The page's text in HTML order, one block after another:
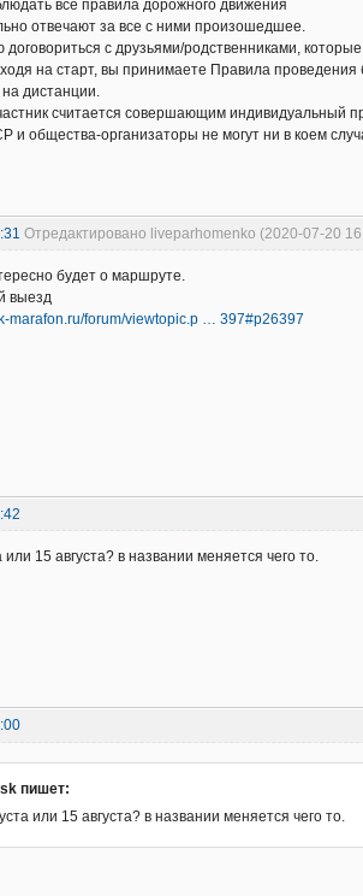
все правила дорожного движения
отвечают за все с ними произошедшее.
договориться с друзьями/родственниками,
на старт, вы принимаете Правила
дистанции.
считается совершающим индивидуальный
и общества-организаторы не могут ни в коем
Отредактировано liveparhomenko (2020-07-20
будет о маршруте.
выезд
marafon.ru/forum/viewtopic.p … 397#p26397
или 15 августа? в названии меняется чего то.
пишет:
или 15 августа? в названии меняется чего то.